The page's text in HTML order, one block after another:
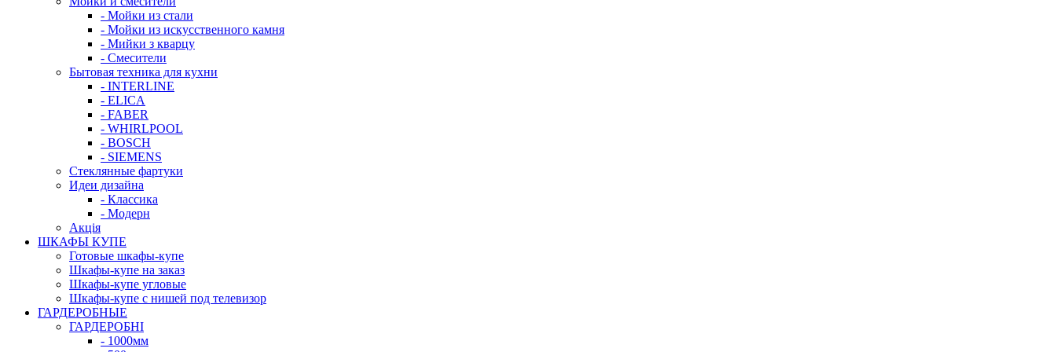
- Мойки из стали
- Мойки из искусственного камня
- Мийки з кварцу
- Смесители
Бытовая техника для кухни
- INTERLINE
- ELICA
- FABER
- WHIRLPOOL
- BOSCH
- SIEMENS
Стеклянные фартуки
Идеи дизайна
- Класcика
- Модерн
Акція
ШКАФЫ КУПЕ
Готовые шкафы-купе
Шкафы-купе на заказ
Шкафы-купе угловые
Шкафы-купе с нишей под телевизор
ГАРДЕРОБНЫЕ
ГАРДЕРОБНІ
- 1000мм